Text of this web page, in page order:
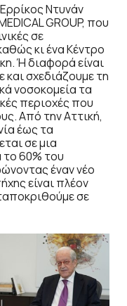
Ντυνάν
GROUP, που
σε
κι ένα Κέντρο
Ή διαφορά είναι
σχεδιάζουμε τη
νοσοκομεία τα
περιοχές που
Από την Αττική,
έως τα
σε μια
60% του
έναν νέο
είναι πλέον
σε